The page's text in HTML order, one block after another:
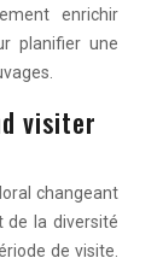
enrichir
planifier une
visiter
changeant
de la diversité
de visite.